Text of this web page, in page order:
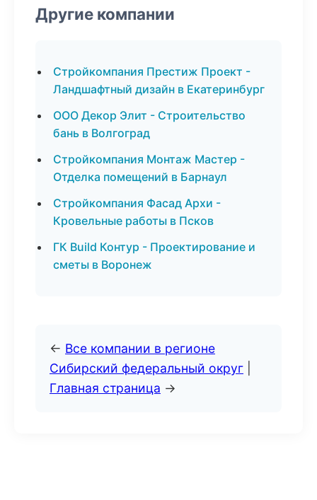
Другие компании
Стройкомпания Престиж Проект -
Ландшафтный дизайн в Екатеринбург
ООО Декор Элит - Строительство
бань в Волгоград
Стройкомпания Монтаж Мастер -
Отделка помещений в Барнаул
Стройкомпания Фасад Архи -
Кровельные работы в Псков
ГК Build Контур - Проектирование и
сметы в Воронеж
← Все компании в регионе
Сибирский федеральный округ
Главная страница →